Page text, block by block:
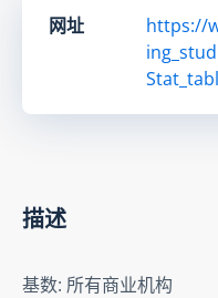
网址
https://
描述
基数: 所有商业机构